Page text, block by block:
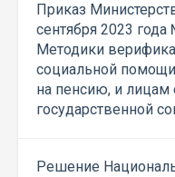
Приказ
сентября 2023
Методики
социальной
на пенсию, и лицам
государственной
Решение